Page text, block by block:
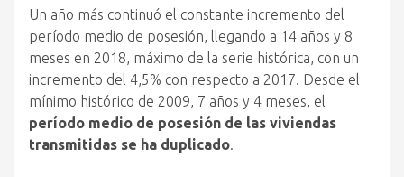
Un año más continuó el constante incremento del
período medio de posesión, llegando a 14 años y 8
meses en 2018, máximo de la serie histórica, con un
incremento del 4,5% con respecto a 2017. Desde el
mínimo histórico de 2009, 7 años y 4 meses, el
período medio de posesión de las viviendas
transmitidas se ha duplicado.